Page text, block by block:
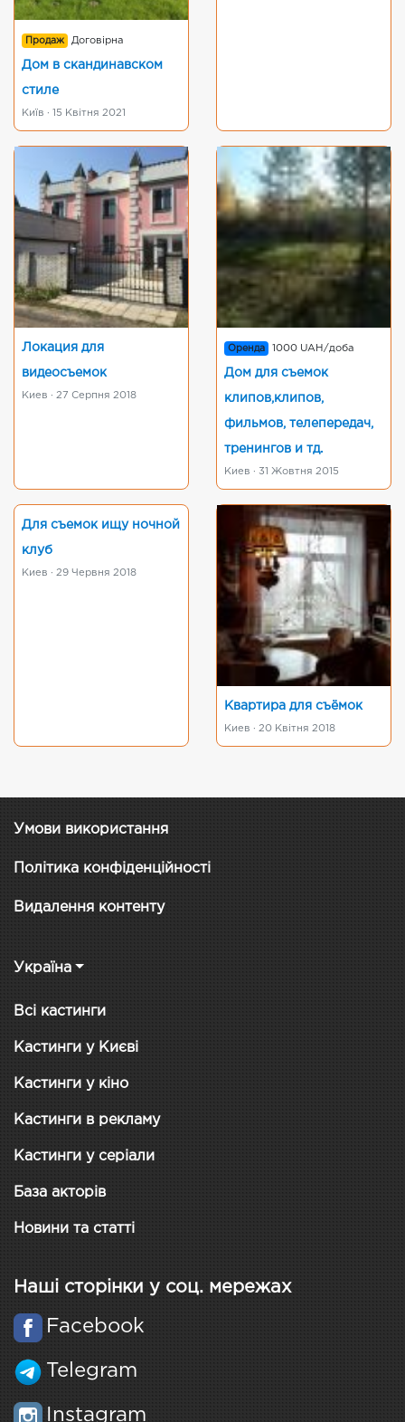
Продаж Договірна
Дом в скандинавском
стиле
Київ · 15 Квітня 2021
Локация для
видеосъемок
Киев · 27 Серпня 2018
Оренда 1000 UAH/доба
Дом для съемок
клипов,клипов,
фильмов, телепередач,
тренингов и тд.
Киев · 31 Жовтня 2015
Для съемок ищу ночной
клуб
Киев · 29 Червня 2018
Квартира для съёмок
Киев · 20 Квітня 2018
Умови використання
Політика конфіденційності
Видалення контенту
Україна
Всі кастинги
Кастинги у Києві
Кастинги у кіно
Кастинги в рекламу
Кастинги у серіали
База акторів
Новини та статті
Наші сторінки у соц. мережах
Facebook
Telegram
Instagram